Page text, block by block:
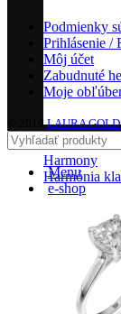
Harmony
Harmónia
Podmienky
Prihlásenie /
Môj účet
Zabudnuté
Moje
© 2019LAURA GOLD
Menu
e-shop